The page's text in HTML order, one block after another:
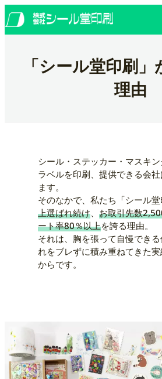
内
容
を
「シール堂印刷
理由
シール・ステッカー・マスキ
ラベルを印刷、提供できる会
ます。
そのなかで、私たち「シール
上選ばれ続け、 お取引先数
ート率80％以上を誇る理由。
それは、胸を張って自慢でき
れをブレずに積み重ねてきた
からです。
イ
ン
イ
コ
ン
ク
ア
イ
コ
ン
ク
ア
イ
コ
ン
ク
ア
イ
コ
ン
ク
各種ダウンロード